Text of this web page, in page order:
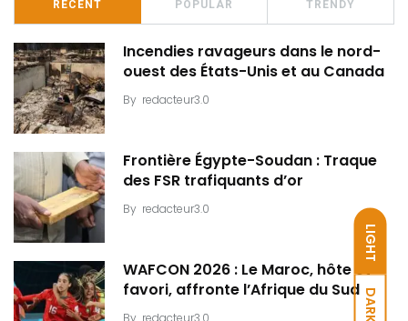
LIGHT
DARK
RECENT POPULAR TRENDY
Incendies ravageurs dans le nord-
ouest des États-Unis et au Canada
By redacteur3.0
Frontière Égypte-Soudan : Traque
des FSR trafiquants d’or
By redacteur3.0
WAFCON 2026 : Le Maroc, hôte et
favori, affronte l’Afrique du Sud
By redacteur3.0